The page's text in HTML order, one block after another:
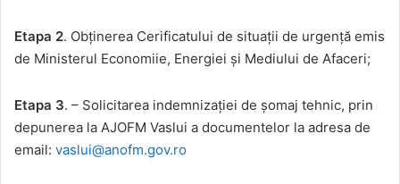
Etapa 2. Obținerea Cerificatului de situații de urgență emis
de Ministerul Economiie, Energiei și Mediului de Afaceri;
Etapa 3. – Solicitarea indemnizației de șomaj tehnic, prin
depunerea la AJOFM Vaslui a documentelor la adresa de
email: vaslui@anofm.gov.ro